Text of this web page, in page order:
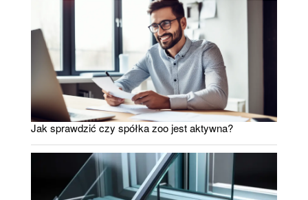
Jak sprawdzić czy spółka zoo jest aktywna?